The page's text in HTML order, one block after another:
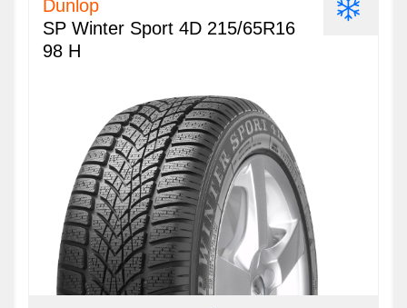
Dunlop
SP Winter Sport 4D 215/65R16
98 H